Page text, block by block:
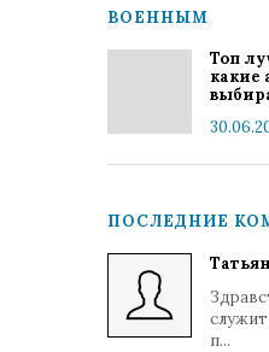
ВОЕННЫМ
Топ
какие
ПОСЛЕДНИЕ
п...